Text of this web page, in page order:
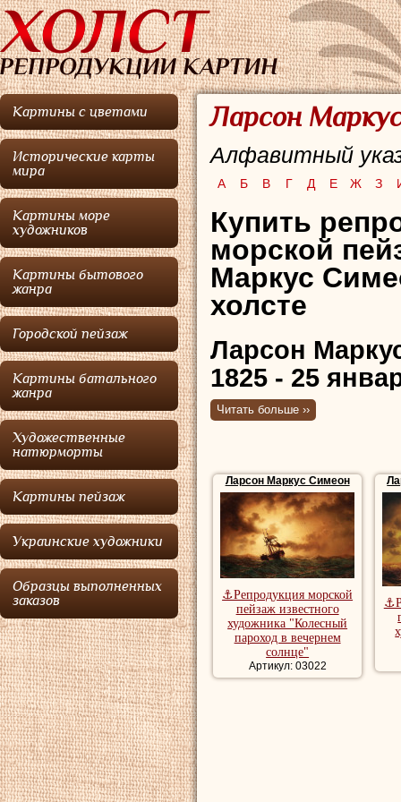
Картины с цветами
Исторические карты
мира
Картины море
художников
Картины бытового
жанра
Городской пейзаж
Картины батального
жанра
Художественные
натюрморты
Картины пейзаж
Украинские художники
Образцы выполненных
заказов
Ларсон
Алфавитный
А Б В Г Д Е Ж З
Купить
морской
Маркус
холсте
Ларсон
1825 - 25
художник-
Отец Ларсона
Ларсонне
от него, когда
Стокгольм,
увидел талант
этим. Поэтому
в Шведской
время. При
Читать больше ››
Ларсон Маркус Симеон
⚓Репродукция морской
пейзаж известного
художника "Колесный
пароход в вечернем
солнце"
Артикул: 03022